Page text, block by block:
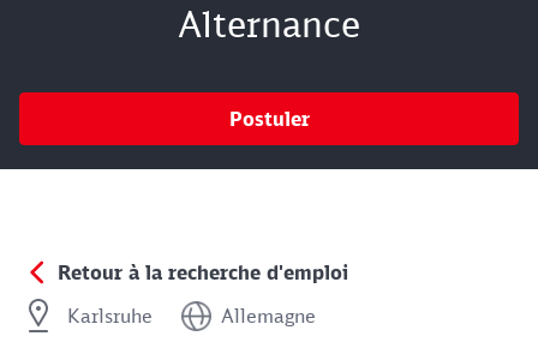
Alternance
Postuler
Retour à la recherche d'emploi
Karlsruhe
Allemagne